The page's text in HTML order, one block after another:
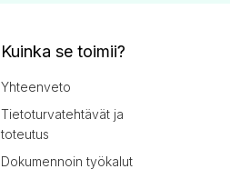
Kuinka se toimii?
Yhteenveto
Tietoturvatehtävät ja
toteutus
Dokumennoin työkalut